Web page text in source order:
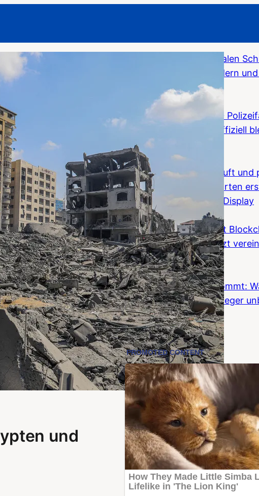
und
Weg mit dem digitalen
Smartphones Kindern
nehmen
F-News
Niederlande: 7.500
Asylmigranten – offiziell
„stabil“
F-News
Teuren BMW gekauft und
erscheint beim Starten
Werbung auf dem Display
F-News
Wall Street umarmt
Banken Krypto jetzt
wollen
Coinzeitung
Stablecoin-KYC kommt:
und USDC fuer Anleger
werden
Coinzeitung